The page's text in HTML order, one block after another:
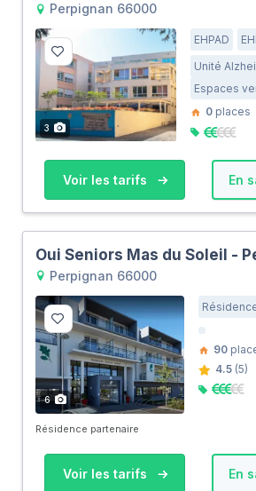
Perpignan 66000
3
EHPAD
Unité
Espaces
0 places
Voir les tarifs En
Oui Seniors Mas du Soleil -
Perpignan 66000
6
90
4.5 (5)
Résidence partenaire
Voir les tarifs En